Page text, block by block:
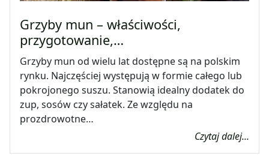
Grzyby mun – właściwości,
przygotowanie,…
Grzyby mun od wielu lat dostępne są na polskim
rynku. Najczęściej występują w formie całego lub
pokrojonego suszu. Stanowią idealny dodatek do
zup, sosów czy sałatek. Ze względu na
prozdrowotne…
Czytaj dalej...